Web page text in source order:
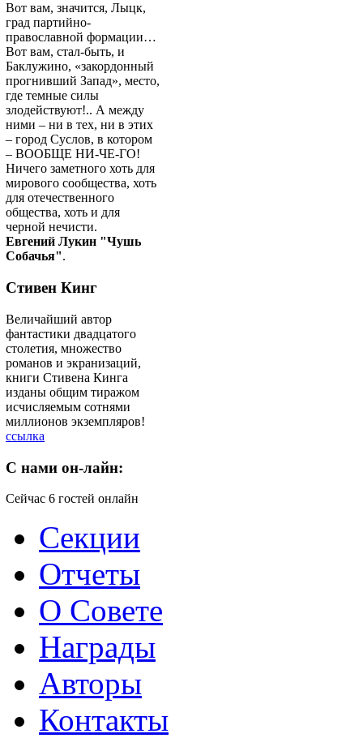
Вот вам, значится, Лыцк,
град партийно-
православной формации…
Вот вам, стал-быть, и
Баклужино, «закордонный
прогнивший Запад», место,
где темные силы
злодействуют!.. А между
ними – ни в тех, ни в этих
– город Суслов, в котором
– ВООБЩЕ НИ-ЧЕ-ГО!
Ничего заметного хоть для
мирового сообщества, хоть
для отечественного
общества, хоть и для
черной нечисти.
Евгений Лукин "Чушь
Собачья".
Стивен Кинг
Величайший автор
фантастики двадцатого
столетия, множество
романов и экранизаций,
книги Стивена Кинга
изданы общим тиражом
исчисляемым сотнями
миллионов экземпляров!
ссылка
C нами он-лайн:
Сейчас 6 гостей онлайн
Секции
Отчеты
О Совете
Награды
Авторы
Контакты